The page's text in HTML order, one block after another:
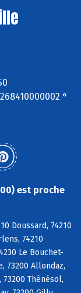
°
est proche
Doussard, 74210
74210
Le Bouchet-
73200 Allondaz,
73200 Thénésol,